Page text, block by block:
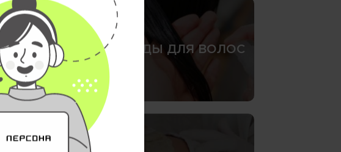
СПА-УХОДЫ ДЛЯ ВОЛОС